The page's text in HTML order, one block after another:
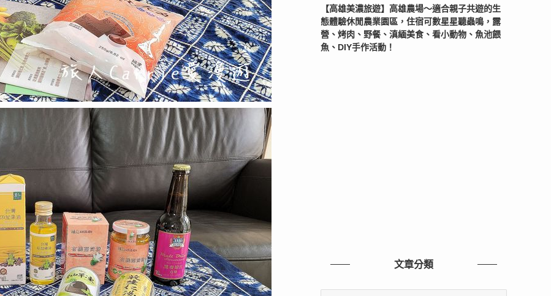
【高雄美濃旅遊】高雄農場〜適合親子共遊的生
態體驗休閒農業園區，住宿可數星星聽蟲鳴，露
營、烤肉、野餐、滇緬美食、看小動物、魚池餵
魚、DIY手作活動！
文章分類